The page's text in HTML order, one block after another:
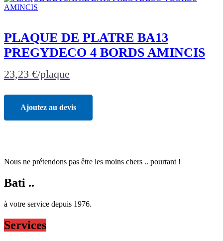
PLAQUE DE PLATRE BA13
PREGYDECO 4 BORDS AMINCIS
23,23 €/plaque
Ajoutez au devis
Nous ne prétendons pas être les moins chers .. pourtant !
Bati ..
à votre service depuis 1976.
Services